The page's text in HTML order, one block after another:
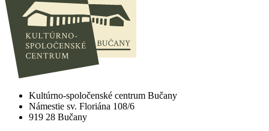
Kultúrno-spoločenské centrum Bučany
Námestie sv. Floriána 108/6
919 28 Bučany